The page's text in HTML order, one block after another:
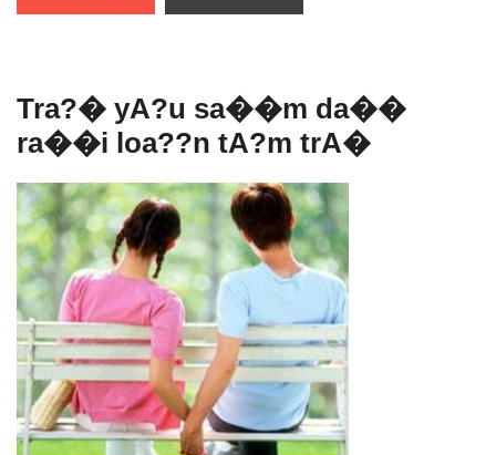
Tra?� yA?u sa��m da��
ra��i loa??n tA?m trA�